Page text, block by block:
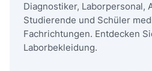
Diagnostiker, Laborpersonal,
Studierende und Schüler
Fachrichtungen. Entdecken
Laborbekleidung.